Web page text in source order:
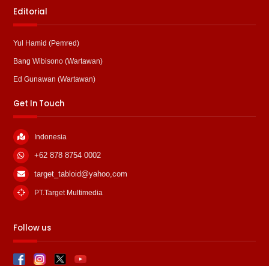
Editorial
Yul Hamid (Pemred)
Bang Wibisono (Wartawan)
Ed Gunawan (Wartawan)
Get In Touch
Indonesia
+62 878 8754 0002
target_tabloid@yahoo,com
PT.Target Multimedia
Follow us